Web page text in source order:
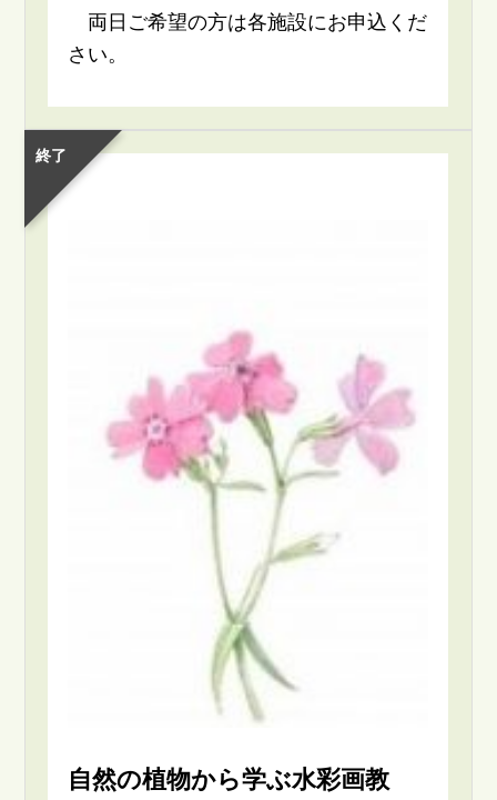
両日ご希望の方は各施設にお申込くだ
さい。
終了
自然の植物から学ぶ水彩画教